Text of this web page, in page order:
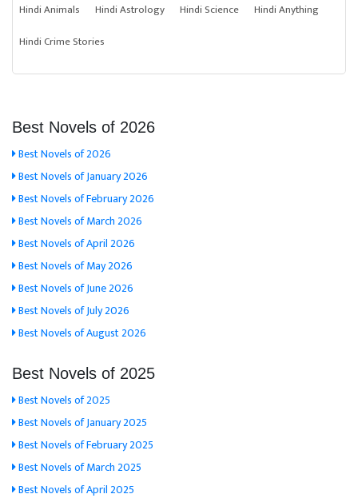
Hindi Animals
Hindi Astrology Hindi Science
Hindi Anything
Hindi Crime Stories
Best Novels of 2026
Best Novels of 2026
Best Novels of January 2026
Best Novels of February 2026
Best Novels of March 2026
Best Novels of April 2026
Best Novels of May 2026
Best Novels of June 2026
Best Novels of July 2026
Best Novels of August 2026
Best Novels of 2025
Best Novels of 2025
Best Novels of January 2025
Best Novels of February 2025
Best Novels of March 2025
Best Novels of April 2025